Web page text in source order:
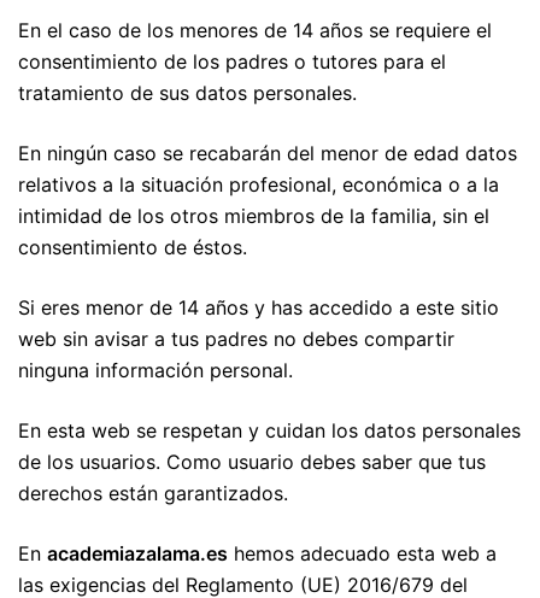
En el caso de los menores de 14 años se requiere el
consentimiento de los padres o tutores para el
tratamiento de sus datos personales.
En ningún caso se recabarán del menor de edad datos
relativos a la situación profesional, económica o a la
intimidad de los otros miembros de la familia, sin el
consentimiento de éstos.
Si eres menor de 14 años y has accedido a este sitio
web sin avisar a tus padres no debes compartir
ninguna información personal.
En esta web se respetan y cuidan los datos personales
de los usuarios. Como usuario debes saber que tus
derechos están garantizados.
En academiazalama.es hemos adecuado esta web a
las exigencias del Reglamento (UE) 2016/679 del